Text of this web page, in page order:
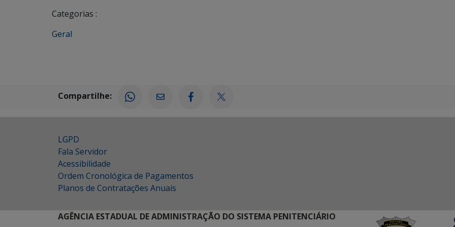
Categorias :
Geral
Compartilhe:
LGPD
Fala Servidor
Acessibilidade
Ordem Cronológica de Pagamentos
Planos de Contratações Anuais
AGÊNCIA ESTADUAL DE ADMINISTRAÇÃO DO SISTEMA PENITENCIÁRIO